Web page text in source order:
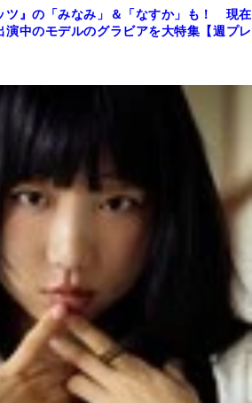
ツ』の「みなみ」＆「なすか」も！ 現在
演中のモデルのグラビアを大特集【週プレ